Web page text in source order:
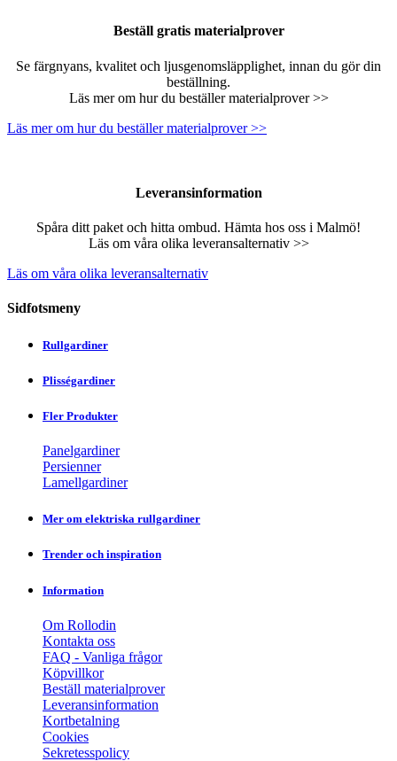
Beställ gratis materialprover
Se färgnyans, kvalitet och ljusgenomsläpplighet, innan du gör din
beställning.
Läs mer om hur du beställer materialprover >>
Läs mer om hur du beställer materialprover >>
Leveransinformation
Spåra ditt paket och hitta ombud. Hämta hos oss i Malmö!
Läs om våra olika leveransalternativ >>
Läs om våra olika leveransalternativ
Sidfotsmeny
Rullgardiner
Plisségardiner
Fler Produkter
Panelgardiner
Persienner
Lamellgardiner
Mer om elektriska rullgardiner
Trender och inspiration
Information
Om Rollodin
Kontakta oss
FAQ - Vanliga frågor
Köpvillkor
Beställ materialprover
Leveransinformation
Kortbetalning
Cookies
Sekretesspolicy